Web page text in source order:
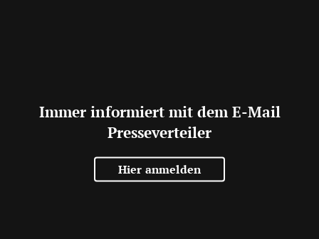
Immer informiert mit dem E-Mail
Presseverteiler
Hier anmelden